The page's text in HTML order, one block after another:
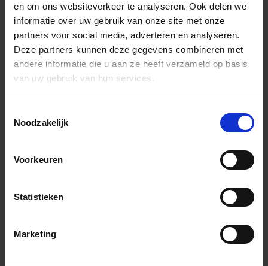
en om ons websiteverkeer te analyseren. Ook delen we
informatie over uw gebruik van onze site met onze
partners voor social media, adverteren en analyseren.
Deze partners kunnen deze gegevens combineren met
andere informatie die u aan ze heeft verzameld op basis
van uw gebruik van hun services.
Noodzakelijk
Voorkeuren
Statistieken
Marketing